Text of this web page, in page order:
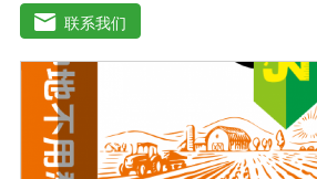
合肥料。大量的元素水溶肥的特点是
和树叶迅速渗透到体内，提高作物运
增加果叶营养物质，增强细胞活力和
芽，加速茶树、果树、蔬菜等作物的
进发芽，缩短采摘周期，增加产量，
类、甘蔗、桑树、树苗、果苗和攀缘
绿叶增强枝条，保护花朵和果实。使
色，叶子又厚又亮。果树、瓜类、豆
联系我们